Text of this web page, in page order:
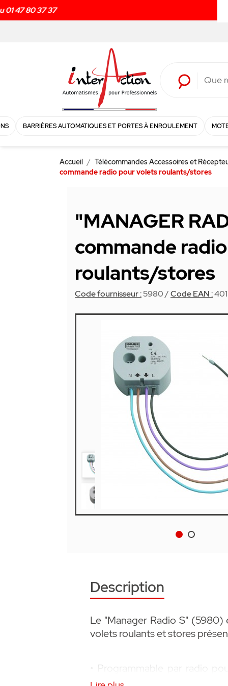
BARRIÈRES AUTOMATIQUES ET PORTES À ENROULEMENT
Accueil Télécommandes Accessoires et
commande radio pour volets roulants/stores
"MANAGER
commande
roulants/stores
Code fournisseur :5980/Code EAN :
Description
Le "Manager Radio S"
volets roulants et stores
• Programmable par radio
persiennes et des stores